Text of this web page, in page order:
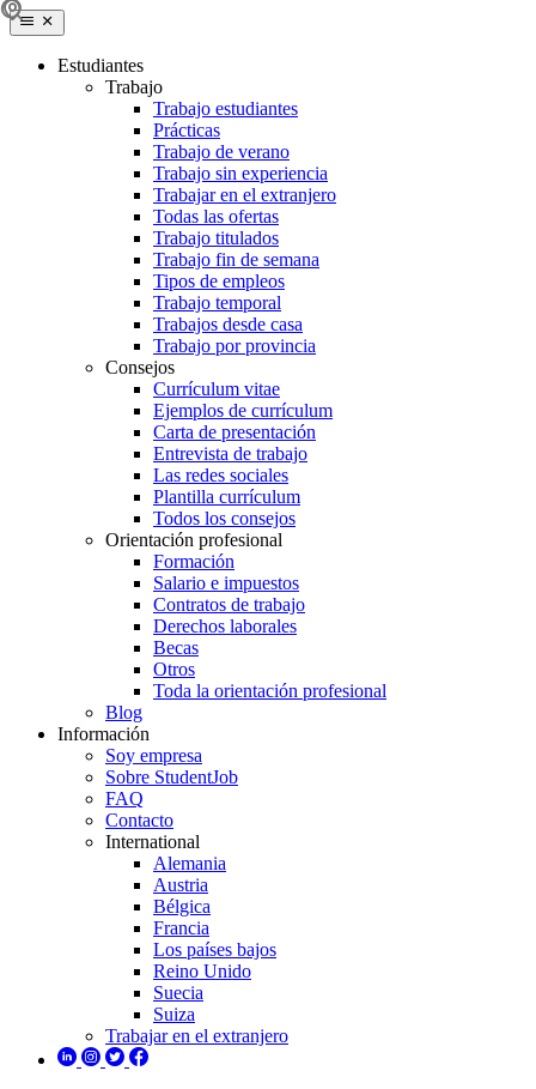
Estudiantes
Trabajo
Trabajo estudiantes
Prácticas
Trabajo de verano
Trabajo sin experiencia
Trabajar en el extranjero
Todas las ofertas
Trabajo titulados
Trabajo fin de semana
Tipos de empleos
Trabajo temporal
Trabajos desde casa
Trabajo por provincia
Consejos
Currículum vitae
Ejemplos de currículum
Carta de presentación
Entrevista de trabajo
Las redes sociales
Plantilla currículum
Todos los consejos
Orientación profesional
Formación
Salario e impuestos
Contratos de trabajo
Derechos laborales
Becas
Otros
Toda la orientación profesional
Blog
Información
Soy empresa
Sobre StudentJob
FAQ
Contacto
International
Alemania
Austria
Bélgica
Francia
Los países bajos
Reino Unido
Suecia
Suiza
Trabajar en el extranjero